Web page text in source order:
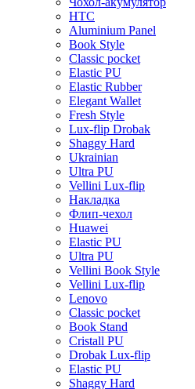
HTC
Aluminium Panel
Book Style
Classic pocket
Elastic PU
Elastic Rubber
Elegant Wallet
Fresh Style
Lux-flip Drobak
Shaggy Hard
Ukrainian
Ultra PU
Vellini Lux-flip
Накладка
Флип-чехол
Huawei
Elastic PU
Ultra PU
Vellini Book Style
Vellini Lux-flip
Lenovo
Classic pocket
Book Stand
Cristall PU
Drobak Lux-flip
Elastic PU
Shaggy Hard